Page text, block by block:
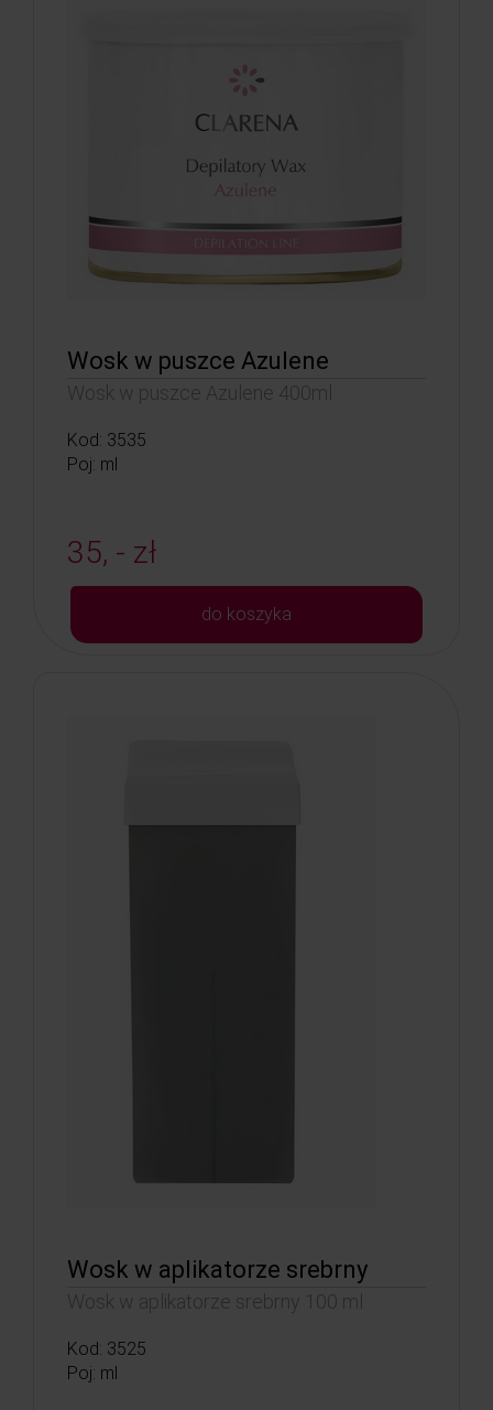
Wosk w puszce Azulene
Wosk w puszce Azulene 400ml
Kod: 3535
Poj: ml
35, - zł
do koszyka
Wosk w aplikatorze srebrny
Wosk w aplikatorze srebrny 100 ml
Kod: 3525
Poj: ml